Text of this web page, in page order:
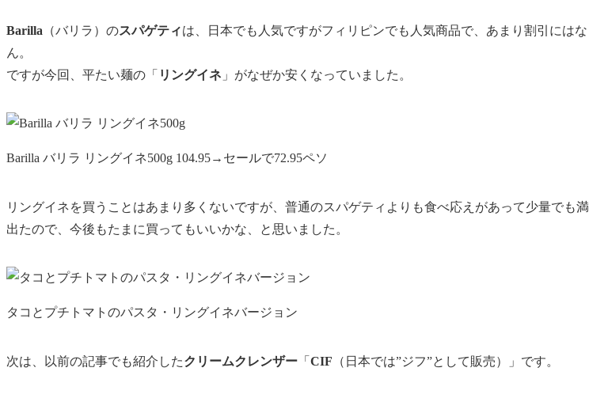
Barilla （バリラ）のスパゲティは、日本でも人気ですがフィリピンでも人気商品で、あまり割引には
ん。
ですが今回、平たい麺の「 リングイネ 」がなぜか安くなっていました。
Barilla バリラ リングイネ500g 104.95→セールで72.95ペソ
リングイネを買うことはあまり多くないですが、普通のスパゲティよりも食べ応えがあって少量でも
出たので、今後もたまに買ってもいいかな、と思いました。
タコとプチトマトのパスタ・リングイネバージョン
次は、以前の記事でも紹介したクリームクレンザー 「 CIF （日本では”ジフ”として販売）」です。